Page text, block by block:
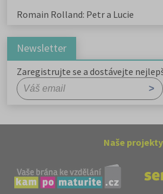
Romain Rolland: Petr a Lucie
Newsletter
Zaregistrujte se a dostávejte
Naše projekty